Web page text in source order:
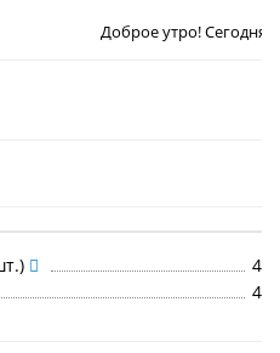
Доброе утро! СегодняСуббота 8
4
4